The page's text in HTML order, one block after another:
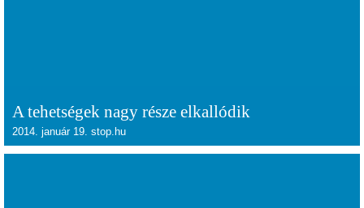
A tehetségek nagy része elkallódik
2014. január 19. stop.hu